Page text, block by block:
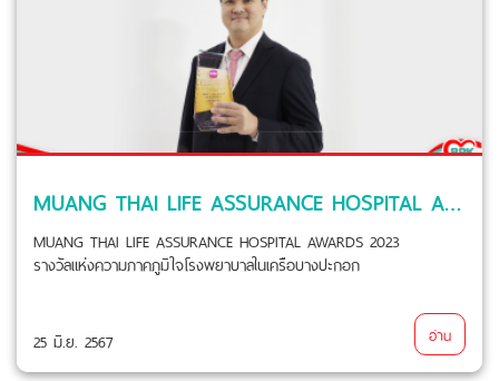
MUANG THAI LIFE ASSURANCE HOSPITAL AWARDS 2023 รางวัลแห่งความภาคภูมิใจโรงพยาบาลในเครือบางปะกอก
MUANG THAI LIFE ASSURANCE HOSPITAL AWARDS 2023
รางวัลแห่งความภาคภูมิใจโรงพยาบาลในเครือบางปะกอก
25 มิ.ย. 2567 อ่าน